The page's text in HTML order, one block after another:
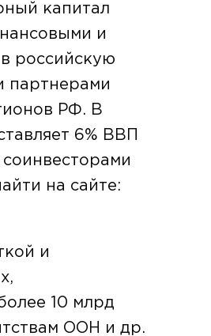
капитал
и
российскую
партнерами
РФ. В
6% ВВП
на сайте:
и
10 млрд
ООН и др.